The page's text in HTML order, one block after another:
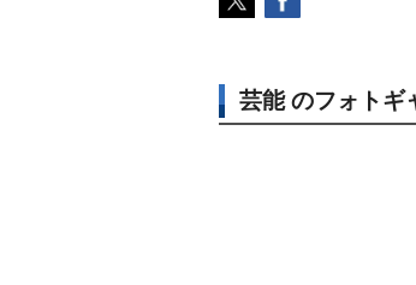
芸能 のフォトギ